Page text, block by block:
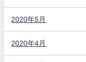
2020年5月
2020年4月